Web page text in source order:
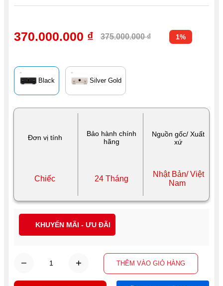
Đơn vị tính
Bảo hành chính
hãng
Nguồn gốc/ Xuất
xứ
Chiếc 24 Tháng
Nhật Bản/ Việt
Nam
Black Silver Gold
THÊM VÀO GIỎ HÀNG
370.000.000 ₫ 375.000.000 ₫ 1%
KHUYẾN MÃI - ƯU ĐÃI